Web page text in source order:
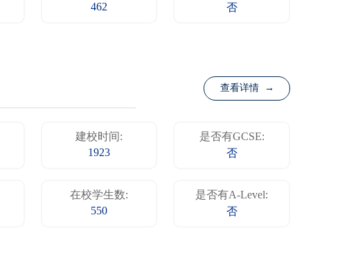
462
否
查看详情 →
建校时间:
1923
是否有GCSE:
否
在校学生数:
550
是否有A-Level:
否